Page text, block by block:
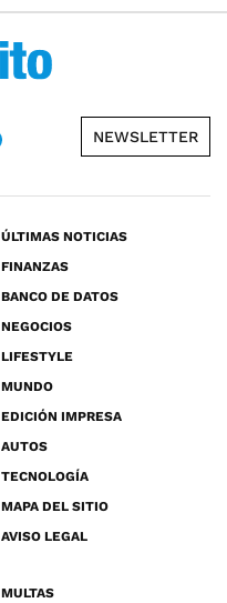
NEWSLETTER
ÚLTIMAS NOTICIAS
FINANZAS
BANCO DE DATOS
NEGOCIOS
LIFESTYLE
MUNDO
EDICIÓN IMPRESA
AUTOS
TECNOLOGÍA
MAPA DEL SITIO
AVISO LEGAL
MULTAS